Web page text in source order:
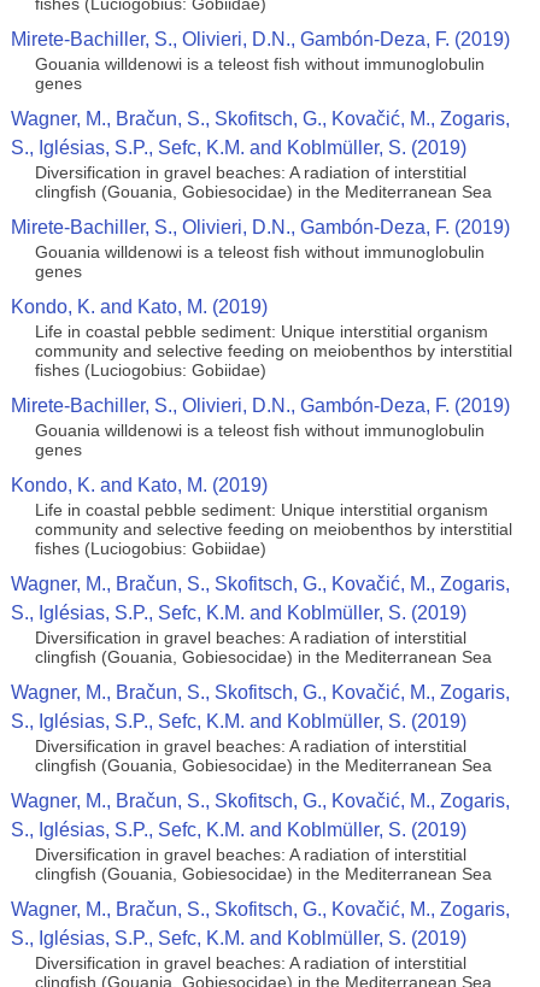
Mirete-Bachiller, S., Olivieri, D.N., Gambón-Deza, F. (2019)
Gouania willdenowi is a teleost fish without immunoglobulin
genes
Wagner, M., Bračun, S., Skofitsch, G., Kovačić, M., Zogaris,
S., Iglésias, S.P., Sefc, K.M. and Koblmüller, S. (2019)
Diversification in gravel beaches: A radiation of interstitial
clingfish (Gouania, Gobiesocidae) in the Mediterranean Sea
Mirete-Bachiller, S., Olivieri, D.N., Gambón-Deza, F. (2019)
Gouania willdenowi is a teleost fish without immunoglobulin
genes
Kondo, K. and Kato, M. (2019)
Life in coastal pebble sediment: Unique interstitial organism
community and selective feeding on meiobenthos by interstitial
fishes (Luciogobius: Gobiidae)
Mirete-Bachiller, S., Olivieri, D.N., Gambón-Deza, F. (2019)
Gouania willdenowi is a teleost fish without immunoglobulin
genes
Kondo, K. and Kato, M. (2019)
Life in coastal pebble sediment: Unique interstitial organism
community and selective feeding on meiobenthos by interstitial
fishes (Luciogobius: Gobiidae)
Wagner, M., Bračun, S., Skofitsch, G., Kovačić, M., Zogaris,
S., Iglésias, S.P., Sefc, K.M. and Koblmüller, S. (2019)
Diversification in gravel beaches: A radiation of interstitial
clingfish (Gouania, Gobiesocidae) in the Mediterranean Sea
Wagner, M., Bračun, S., Skofitsch, G., Kovačić, M., Zogaris,
S., Iglésias, S.P., Sefc, K.M. and Koblmüller, S. (2019)
Diversification in gravel beaches: A radiation of interstitial
clingfish (Gouania, Gobiesocidae) in the Mediterranean Sea
Wagner, M., Bračun, S., Skofitsch, G., Kovačić, M., Zogaris,
S., Iglésias, S.P., Sefc, K.M. and Koblmüller, S. (2019)
Diversification in gravel beaches: A radiation of interstitial
clingfish (Gouania, Gobiesocidae) in the Mediterranean Sea
Wagner, M., Bračun, S., Skofitsch, G., Kovačić, M., Zogaris,
S., Iglésias, S.P., Sefc, K.M. and Koblmüller, S. (2019)
Diversification in gravel beaches: A radiation of interstitial
clingfish (Gouania, Gobiesocidae) in the Mediterranean Sea